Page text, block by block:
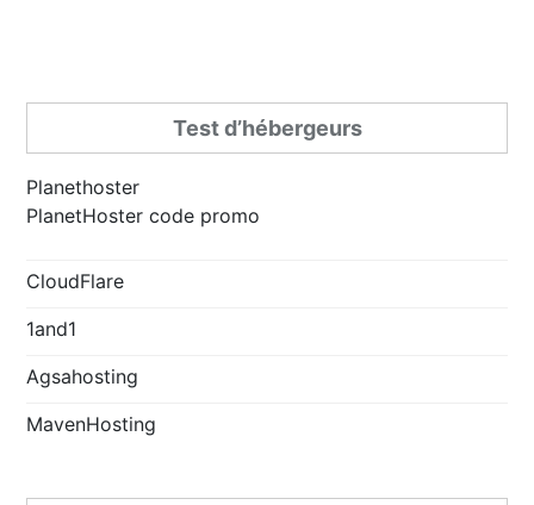
Test d’hébergeurs
Planethoster
PlanetHoster code promo
CloudFlare
1and1
Agsahosting
MavenHosting